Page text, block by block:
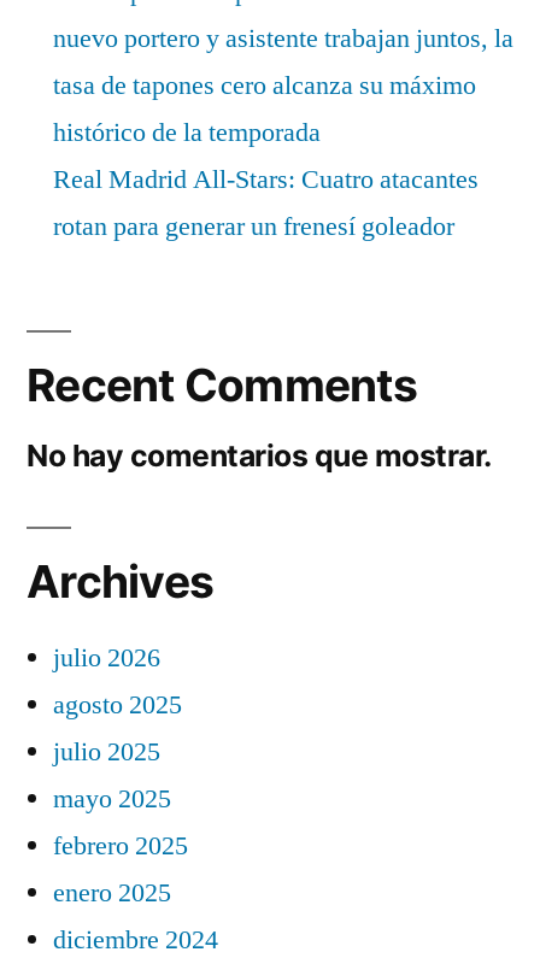
nuevo portero y asistente trabajan juntos, la
tasa de tapones cero alcanza su máximo
histórico de la temporada
Real Madrid All-Stars: Cuatro atacantes
rotan para generar un frenesí goleador
Recent Comments
No hay comentarios que mostrar.
Archives
julio 2026
agosto 2025
julio 2025
mayo 2025
febrero 2025
enero 2025
diciembre 2024